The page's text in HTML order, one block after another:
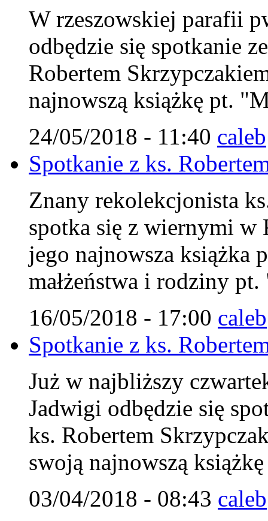
W rzeszowskiej parafii
odbędzie się spotkanie
Robertem
najnowszą książkę pt.
24/05/2018 - 11:40 caleb
Spotkanie z ks.
Znany rekolekcjonista
spotka się z wiernymi w
jego najnowsza książka
małżeństwa i rodziny
16/05/2018 - 17:00 caleb
Spotkanie z ks.
Już w najbliższy
Jadwigi odbędzie się
ks. Robertem
swoją najnowszą
03/04/2018 - 08:43 caleb